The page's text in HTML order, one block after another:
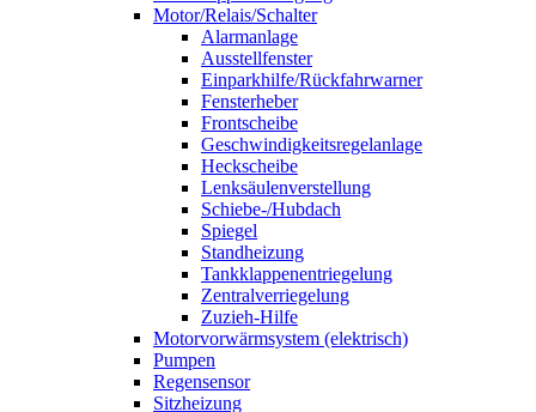
Motor/Relais/Schalter
Alarmanlage
Ausstellfenster
Einparkhilfe/Rückfahrwarner
Fensterheber
Frontscheibe
Geschwindigkeitsregelanlage
Heckscheibe
Lenksäulenverstellung
Schiebe-/Hubdach
Spiegel
Standheizung
Tankklappenentriegelung
Zentralverriegelung
Zuzieh-Hilfe
Motorvorwärmsystem (elektrisch)
Pumpen
Regensensor
Sitzheizung